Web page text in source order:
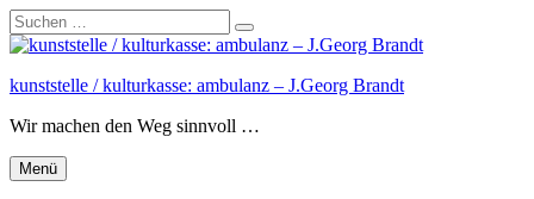
Suchen
nach:
Suchen
Zum
springen
kunststelle / kulturkasse: ambulanz – J.Georg Brandt
Wir machen den Weg sinnvoll …
Menü